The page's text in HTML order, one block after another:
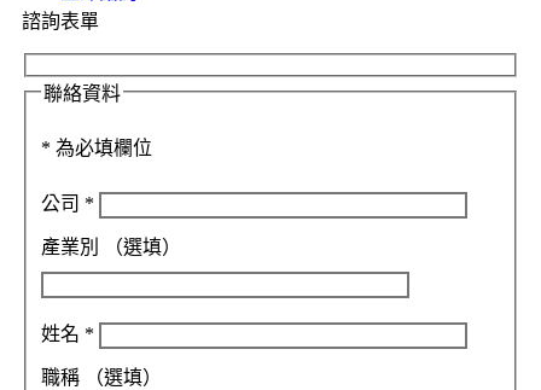
諮詢表單
聯絡資料
* 為必填欄位
公司 *
產業別 （選填）
姓名 *
職稱 （選填）